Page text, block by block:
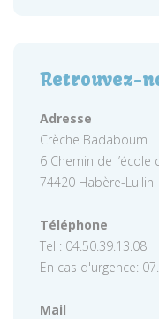
Retrouvez-
Adresse
Crèche Badaboum
6 Chemin de l’école
74420 Habère-Lullin
Téléphone
Tel : 04.50.39.13.08
En cas d'urgence:
Mail